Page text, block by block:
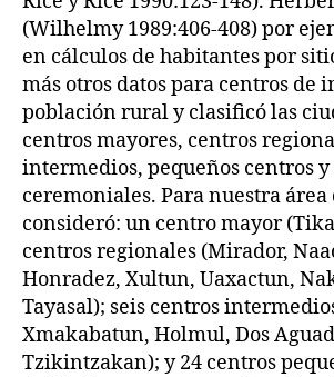
(Wilhelmy 1989:406-408) por
en cálculos de habitantes por
más otros datos para centros de
población rural y clasificó las
centros mayores, centros
intermedios, pequeños centros
ceremoniales. Para nuestra área
consideró: un centro mayor
centros regionales (Mirador,
Honradez, Xultun, Uaxactun,
Tayasal); seis centros
Xmakabatun, Holmul, Dos
Tzikintzakan); y 24 centros